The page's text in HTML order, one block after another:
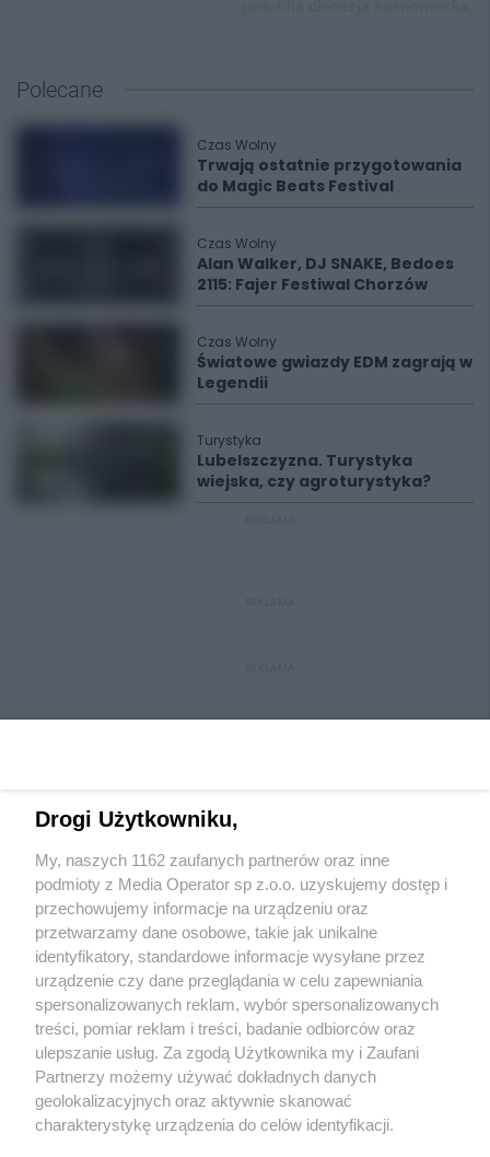
Polecane
Czas Wolny
Trwają ostatnie przygotowania
do Magic Beats Festival
Czas Wolny
Alan Walker, DJ SNAKE, Bedoes
2115: Fajer Festiwal Chorzów
Czas Wolny
Światowe gwiazdy EDM zagrają w
Legendii
Turystyka
Lubelszczyzna. Turystyka
wiejska, czy agroturystyka?
Wydawca mediówlokalnych
Nie zapomnij
zapoznać się z:
polityką prywatności
Twojemiasto
Piekary Śląskie
Chorzów
Tarnowskie Góry
Skontakuj sięz nami
Kontakt
Redakcja
Newsletter
Drogi Użytkowniku,
My, naszych 1162 zaufanych partnerów oraz inne
podmioty z Media Operator sp z.o.o. uzyskujemy dostęp i
przechowujemy informacje na urządzeniu oraz
przetwarzamy dane osobowe, takie jak unikalne
identyfikatory, standardowe informacje wysyłane przez
urządzenie czy dane przeglądania w celu zapewniania
spersonalizowanych reklam, wybór spersonalizowanych
treści, pomiar reklam i treści, badanie odbiorców oraz
ulepszanie usług. Za zgodą Użytkownika my i Zaufani
Partnerzy możemy używać dokładnych danych
geolokalizacyjnych oraz aktywnie skanować
charakterystykę urządzenia do celów identyfikacji.